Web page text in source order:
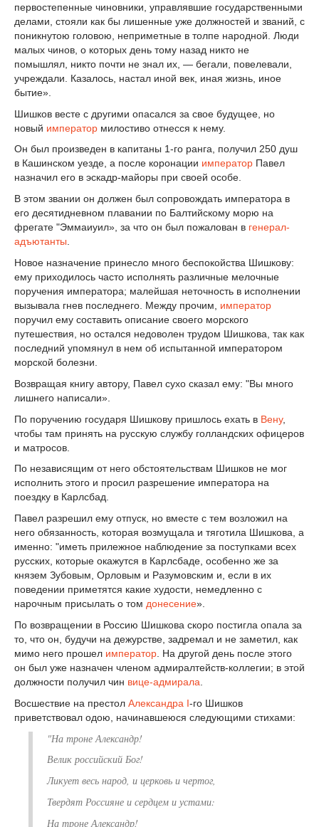
первостепенные чиновники, управлявшие государственными
делами, стояли как бы лишенные уже должностей и званий, с
поникнутою головою, неприметные в толпе народной. Люди
малых чинов, о которых день тому назад никто не
помышлял, никто почти не знал их, — бегали, повелевали,
учреждали. Казалось, настал иной век, иная жизнь, иное
бытие».
Шишков весте с другими опасался за свое будущее, но
новый император милостиво отнесся к нему.
Он был произведен в капитаны 1-го ранга, получил 250 душ
в Кашинском уезде, а после коронации император Павел
назначил его в эскадр-майоры при своей особе.
В этом звании он должен был сопровождать императора в
его десятидневном плавании по Балтийскому морю на
фрегате "Эммаиуил», за что он был пожалован в генерал-
адъютанты
Новое назначение принесло много беспокойства Шишкову:
ему приходилось часто исполнять различные мелочные
поручения императора; малейшая неточность в исполнении
вызывала гнев последнего. Между прочим, император
поручил ему составить описание своего морского
путешествия, но остался недоволен трудом Шишкова, так как
последний упомянул в нем об испытанной императором
морской болезни.
Возвращая книгу автору, Павел сухо сказал ему: "Вы много
лишнего написали».
По поручению государя Шишкову пришлось ехать в Вену,
чтобы там принять на русскую службу голландских офицеров
и матросов.
По независящим от него обстоятельствам Шишков не мог
исполнить этого и просил разрешение императора на
поездку в Карлсбад.
Павел разрешил ему отпуск, но вместе с тем возложил на
него обязанность, которая возмущала и тяготила Шишкова, а
именно: "иметь прилежное наблюдение за поступками всех
русских, которые окажутся в Карлсбаде, особенно же за
князем Зубовым, Орловым и Разумовским и, если в их
поведении приметятся какие худости, немедленно с
нарочным присылать о том донесение».
По возвращении в Россию Шишкова скоро постигла опала за
то, что он, будучи на дежурстве, задремал и не заметил, как
мимо него прошел император . На другой день после этого
он был уже назначен членом адмиралтейств-коллегии; в этой
должности получил чин вице-адмирала
Восшествие на престол Александра I-го Шишков
приветствовал одою, начинавшеюся следующими стихами:
"На троне Александр!
Велик российский Бог!
Ликует весь народ, и церковь и чертог,
Твердят Россияне и сердцем и устами:
На троне Александр!